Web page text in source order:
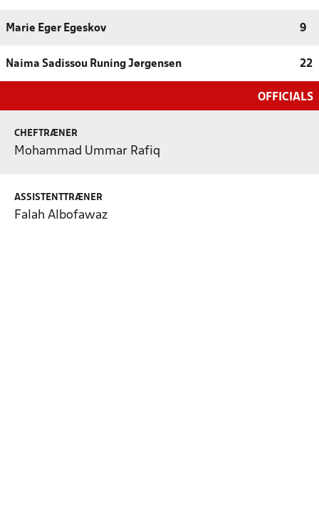
Marie Eger Egeskov 9
Naima Sadissou Runing Jørgensen 22
OFFICIALS
CHEFTRÆNER
Mohammad Ummar Rafiq
ASSISTENTTRÆNER
Falah Albofawaz